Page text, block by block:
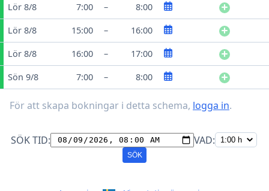
Lör 8/8 7:00 – 8:00
Lör 8/8 15:00 – 16:00
Lör 8/8 16:00 – 17:00
Sön 9/8 7:00 – 8:00
För att skapa bokningar i detta schema, logga in.
SÖK TID: VAD:
SÖK